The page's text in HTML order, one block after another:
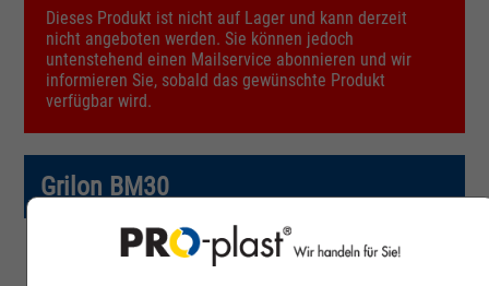
Dieses Produkt ist nicht auf Lager und kann derzeit
nicht angeboten werden. Sie können jedoch
untenstehend einen Mailservice abonnieren und wir
informieren Sie, sobald das gewünschte Produkt
verfügbar wird.
Grilon BM30
Artikelnummer